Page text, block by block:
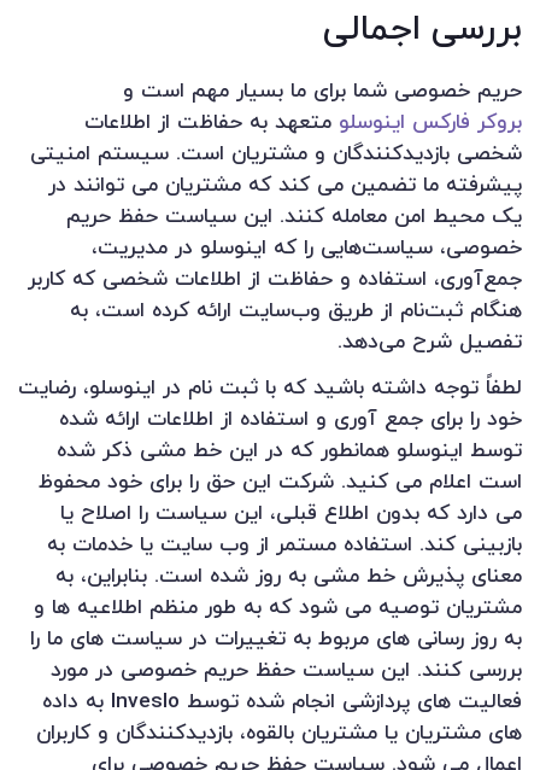
بررسی اجمالی
حریم خصوصی شما برای ما بسیار مهم است و
بروکر فارکس اینوسلو متعهد به حفاظت از اطلاعات
شخصی بازدیدکنندگان و مشتریان است. سیستم امنیتی
پیشرفته ما تضمین می کند که مشتریان می توانند در
یک محیط امن معامله کنند. این سیاست حفظ حریم
خصوصی، سیاست‌هایی را که اینوسلو در مدیریت،
جمع‌آوری، استفاده و حفاظت از اطلاعات شخصی که کاربر
هنگام ثبت‌نام از طریق وب‌سایت ارائه کرده است، به
تفصیل شرح می‌دهد.
لطفاً توجه داشته باشید که با ثبت نام در اینوسلو، رضایت
خود را برای جمع آوری و استفاده از اطلاعات ارائه شده
توسط اینوسلو همانطور که در این خط مشی ذکر شده
است اعلام می کنید. شرکت این حق را برای خود محفوظ
می دارد که بدون اطلاع قبلی، این سیاست را اصلاح یا
بازبینی کند. استفاده مستمر از وب سایت یا خدمات به
معنای پذیرش خط مشی به روز شده است. بنابراین، به
مشتریان توصیه می شود که به طور منظم اطلاعیه ها و
به روز رسانی های مربوط به تغییرات در سیاست های ما را
بررسی کنند. این سیاست حفظ حریم خصوصی در مورد
فعالیت های پردازشی انجام شده توسط Inveslo به داده
های مشتریان یا مشتریان بالقوه، بازدیدکنندگان و کاربران